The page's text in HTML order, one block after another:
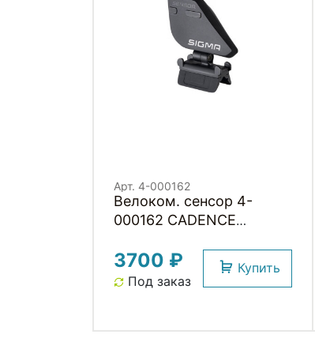
Арт. 4-000162
Велоком. cенсор 4-
000162 CADENCE
Беспроводной датчик
каденса (для
3700 ₽
Под заказ
Купить